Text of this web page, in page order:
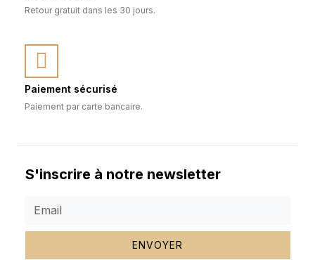
Retour gratuit dans les 30 jours.
Paiement sécurisé
Paiement par carte bancaire.
S'inscrire à notre newsletter
ENVOYER